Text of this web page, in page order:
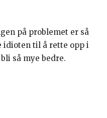
på problemet er så
idioten til å rette opp i
så mye bedre.